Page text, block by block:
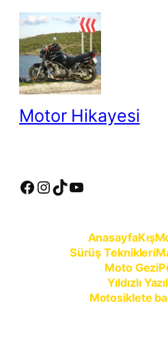
İçeriğe
Motor Hikayesi
Facebook InstagramTikTok YouTube
AnasayfaKış
Sürüş Teknikleri
Moto Gezi
Yıldızlı
Motosiklete